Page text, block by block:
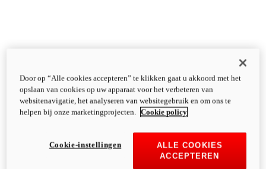
Door op “Alle cookies accepteren” te klikken gaat u akkoord met het
opslaan van cookies op uw apparaat voor het verbeteren van
websitenavigatie, het analyseren van websitegebruik en om ons te
helpen bij onze marketingprojecten.
Cookie policy
ALLE COOKIES
ACCEPTEREN
Cookie-instellingen